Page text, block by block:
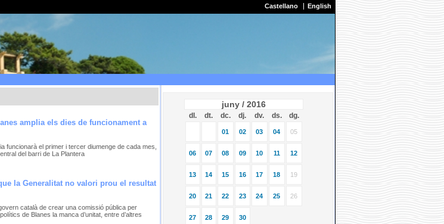
Castellano English
amplia els dies de funcionament a
funcionarà el primer i tercer diumenge de cada mes,
del barri de La Plantera
la Generalitat no valori prou el resultat
català de crear una comissió pública per
de Blanes la manca d’unitat, entre d’altres
juny / 2016
dl. dt. dc. dj. dv. ds. dg.
01 02 03 04 05
06 07 08 09 10 11 12
13 14 15 16 17 18 19
20 21 22 23 24 25 26
27 28 29 30